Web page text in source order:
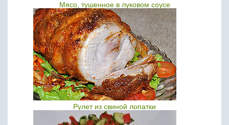
Мясо, тушенное в луковом соусе
Рулет из свиной лопатки